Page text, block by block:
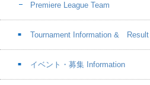
Premiere League Team
Tournament Information & Result
イベント・募集 Information